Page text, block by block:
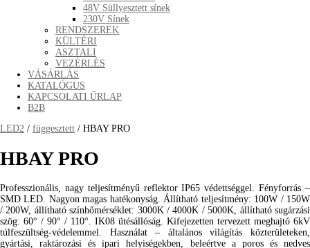
48V Süllyesztett sínek
230V Sínek
RENDSZEREK
KÜLTÉRI
ASZTALI
VEZÉRLÉS
VÁSÁRLÁS
KATALÓGUS
KAPCSOLATI ŰRLAP
B2B
LED2 / függesztett / HBAY PRO
HBAY PRO
Professzionális, nagy teljesítményű reflektor IP65 védettséggel. Fényforrás –
SMD LED. Nagyon magas hatékonyság. Állítható teljesítmény: 100W / 150W
/ 200W, állítható színhőmérséklet: 3000K / 4000K / 5000K, állítható sugárzási
szög: 60° / 90° / 110°. IK08 ütésállóság. Kifejezetten tervezett meghajtó 6kV
túlfeszültség-védelemmel. Használat – általános világítás közterületeken,
gyártási, raktározási és ipari helyiségekben, beleértve a poros és nedves